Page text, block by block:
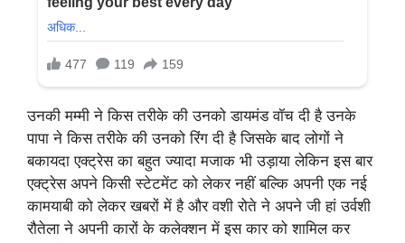
उनकी मम्मी ने किस तरीके की उनको डायमंड वॉच दी है उनके
पापा ने किस तरीके की उनको रिंग दी है जिसके बाद लोगों ने
बकायदा एक्ट्रेस का बहुत ज्यादा मजाक भी उड़ाया लेकिन इस बार
एक्ट्रेस अपने किसी स्टेटमेंट को लेकर नहीं बल्कि अपनी एक नई
कामयाबी को लेकर खबरों में है और वशी रोते ने अपने जी हां उर्वशी
रौतेला ने अपनी कारों के कलेक्शन में इस कार को शामिल कर